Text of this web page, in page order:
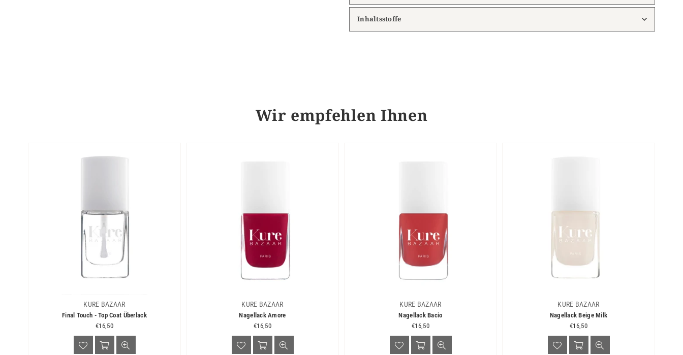
Inhaltsstoffe
Wir empfehlen Ihnen
KURE BAZAAR
Final Touch - Top Coat Überlack
Normaler
€16,50
KURE BAZAAR
Nagellack Amore
Normaler
€16,50
KURE BAZAAR
Nagellack Bacio
Normaler
€16,50
KURE BAZAAR
Nagellack Beige Milk
Normaler
€16,50